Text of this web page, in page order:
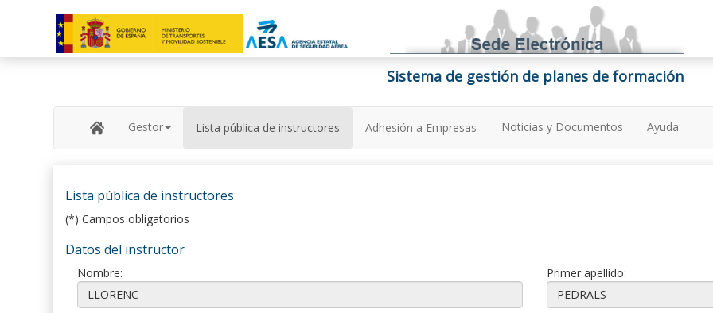
Sistema de gestión de planes de formación
Gestor Lista pública de instructores Adhesión a Empresas Noticias y Documentos Ayuda
Lista pública de instructores
(*) Campos obligatorios
Datos del instructor
Nombre: Primer apellido: